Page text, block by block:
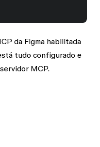
da Figma habilitada
tudo configurado e
MCP.